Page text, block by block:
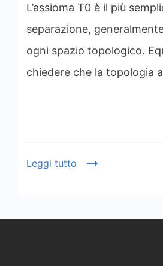
L’assioma T0 è il più
separazione,
ogni spazio topologico.
chiedere che la topologia
Leggi tutto